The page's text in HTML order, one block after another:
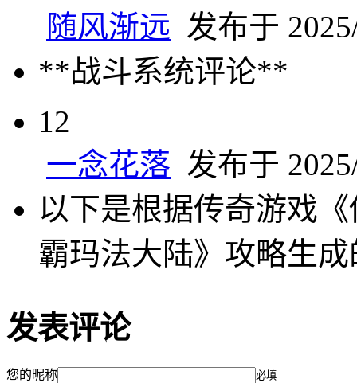
随风渐远 发布于
**战斗系统评论**
12
一念花落 发布于
以下是根据传奇游戏
霸玛法大陆》攻略生
发表评论
您的昵称 必填